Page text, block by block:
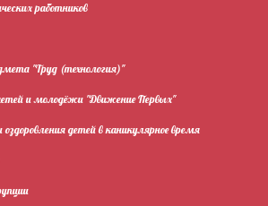
работников
"Труд (технология)"
и молодёжи "Движение Первых"
детей в каникулярное время